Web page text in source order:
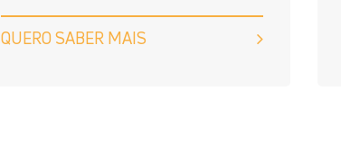
QUERO SABER MAIS